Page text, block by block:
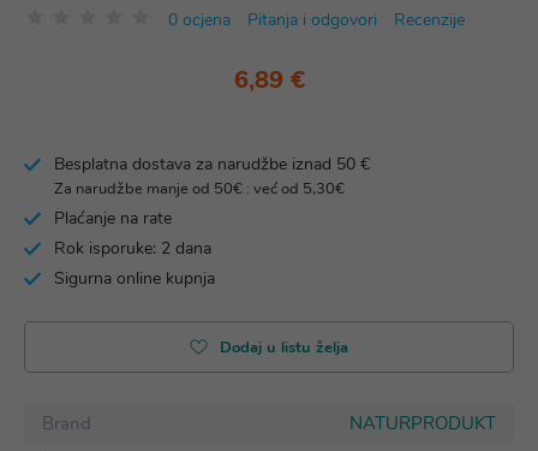
0 ocjena Pitanja i odgovori Recenzije
6,89 €
Besplatna dostava za narudžbe iznad 50 €
Za narudžbe manje od 50€ : već od 5,30€
Plaćanje na rate
Rok isporuke: 2 dana
Sigurna online kupnja
Dodaj u listu želja
Brand
NATURPRODUKT